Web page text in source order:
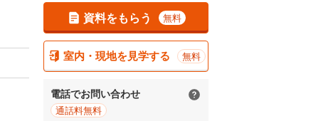
資料をもらう 無料
室内・現地を見学する 無料
電話でお問い合わせ
通話料無料